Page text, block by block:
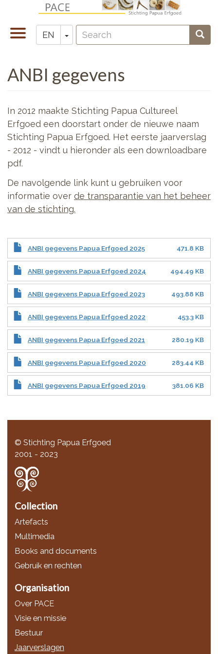
mainToggle
navigation
EN Toggle Dropdown
Zoeken
Search
ANBI gegevens
In 2012 maakte Stichting Papua Cultureel
Erfgoed een doorstart onder de nieuwe naam
Stichting Papua Erfgoed. Het eerste jaarverslag
- 2012 - vindt u hieronder als een downloadbare
pdf.
De navolgende link kunt u gebruiken voor
informatie over de transparantie van het beheer
van de stichting.
ANBI gegevens Papua Erfgoed 2025 471.8 KB
ANBI gegevens Papua Erfgoed 2024 494.49 KB
ANBI gegevens Papua Erfgoed 2023 493.88 KB
ANBI gegevens Papua Erfgoed 2022 453.3 KB
ANBI gegevens Papua Erfgoed 2021 280.19 KB
ANBI gegevens Papua Erfgoed 2020 283.44 KB
ANBI gegevens Papua Erfgoed 2019 381.06 KB
© Stichting Papua Erfgoed
2001 - 2023
Collection
Artefacts
Multimedia
Books and documents
Gebruik en rechten
Organisation
Over PACE
Visie en missie
Bestuur
Jaarverslagen